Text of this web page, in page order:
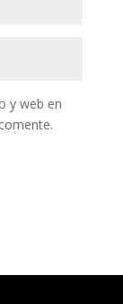
y web en